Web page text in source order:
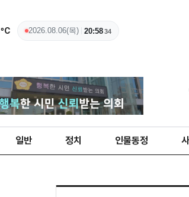
ºC 2026.08.06(목) 20:5835
일반 정치 인물동정